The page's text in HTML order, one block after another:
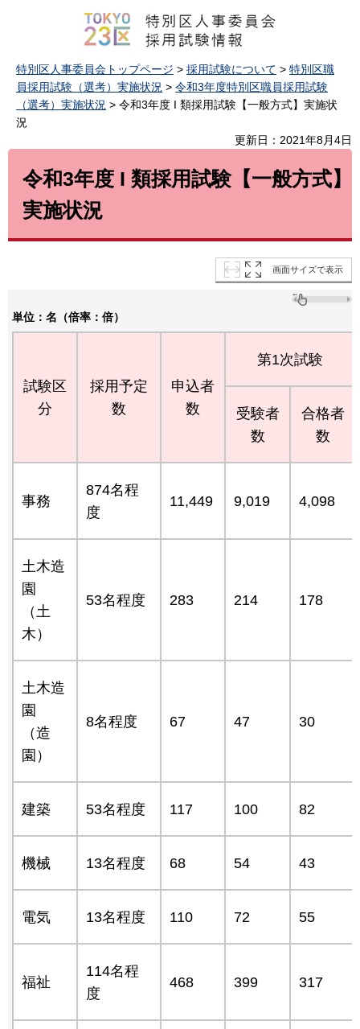
特別区人事委員会トップページ > 採用試験について > 特別区職
員採用試験（選考）実施状況 > 令和3年度特別区職員採用試験
（選考）実施状況 > 令和3年度 I 類採用試験【一般方式】実施状
況
更新日：2021年8月4日
令和3年度 I 類採用試験【一般方式】
実施状況
画面サイズで表示
単位：名（倍率：倍）
試験区
分
採用予定
数
申込者
数
第1次試験
受験者
数
合格者
数
事務
874名程
度
11,449 9,019 4,098
土木造
園
（土
木）
53名程度 283 214 178
土木造
園
（造
園）
8名程度 67 47 30
建築 53名程度 117 100 82
機械 13名程度 68 54 43
電気 13名程度 110 72 55
福祉
114名程
度
468 399 317